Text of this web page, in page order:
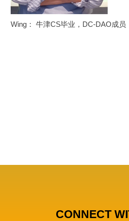
Wing： 牛津CS毕业，DC-DAO成员
CONNECT